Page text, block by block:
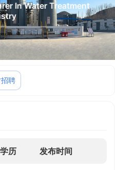
In Water Treatment
招聘
学历 发布时间